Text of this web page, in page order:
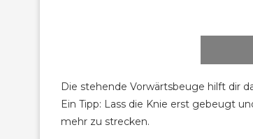
Die stehende Vorwärtsbeuge hilft dir
Ein Tipp: Lass die Knie erst gebeugt
mehr zu strecken.